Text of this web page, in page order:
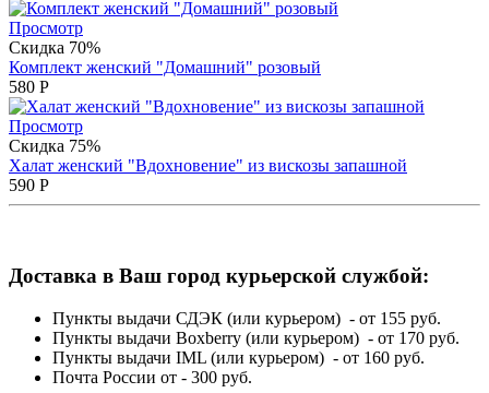
Просмотр
Скидка 70%
Комплект женский "Домашний" розовый
580 Р
Просмотр
Скидка 75%
Халат женский "Вдохновение" из вискозы запашной
590 Р
Доставка в Ваш город курьерской службой:
Пункты выдачи СДЭК (или курьером) - от 155 руб.
Пункты выдачи Boxberry (или курьером) - от 170 руб.
Пункты выдачи IML (или курьером) - от 160 руб.
Почта России от - 300 руб.